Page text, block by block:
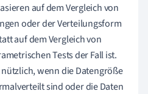
auf dem Vergleich von
oder der Verteilungsform
auf dem Vergleich von
Tests der Fall ist.
wenn die Datengröße
sind oder die Daten